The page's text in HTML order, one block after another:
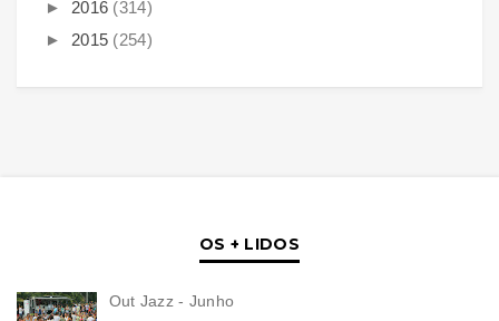
► 2016 (314)
► 2015 (254)
OS + LIDOS
Out Jazz - Junho